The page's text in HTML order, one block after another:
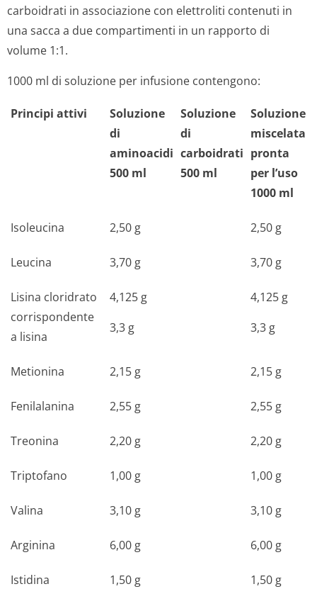
carboidrati in associazione con elettroliti contenuti in
una sacca a due compartimenti in un rapporto di
volume 1:1.
1000 ml di soluzione per infusione contengono:
Principi attivi
Soluzione
di
aminoacidi
500 ml
Soluzione
di
carboidrati
500 ml
Soluzione
miscelata
pronta
per l’uso
1000 ml
Isoleucina 2,50 g 2,50 g
Leucina 3,70 g 3,70 g
Lisina cloridrato
corrispondente
a lisina
4,125 g
3,3 g
4,125 g
3,3 g
Metionina 2,15 g 2,15 g
Fenilalanina 2,55 g 2,55 g
Treonina 2,20 g 2,20 g
Triptofano 1,00 g 1,00 g
Valina 3,10 g 3,10 g
Arginina 6,00 g 6,00 g
Istidina 1,50 g 1,50 g